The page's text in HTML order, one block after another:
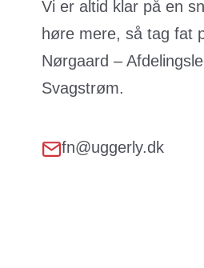
Vi er altid klar på en
høre mere, så tag fat
Nørgaard –
Svagstrøm.
fn@uggerly.dk